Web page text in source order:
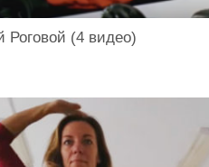
Роговой (4 видео)